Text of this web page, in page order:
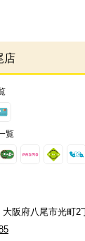
店
覧
大阪府八尾市光町